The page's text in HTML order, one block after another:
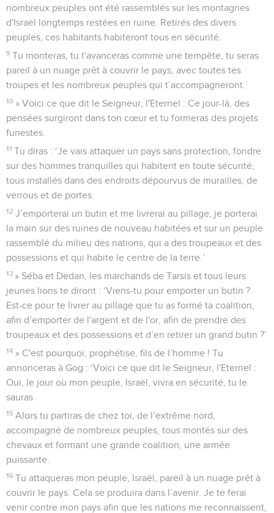
nombreux peuples ont été rassemblés sur les montagnes
d'Israël longtemps restées en ruine. Retirés des divers
peuples, ces habitants habiteront tous en sécurité.
9 Tu monteras, tu t'avanceras comme une tempête, tu seras
pareil à un nuage prêt à couvrir le pays, avec toutes tes
troupes et les nombreux peuples qui t’accompagneront.’
10 » Voici ce que dit le Seigneur, l'Eternel : Ce jour-là, des
pensées surgiront dans ton cœur et tu formeras des projets
funestes.
11 Tu diras : ‘Je vais attaquer un pays sans protection, fondre
sur des hommes tranquilles qui habitent en toute sécurité,
tous installés dans des endroits dépourvus de murailles, de
verrous et de portes.
12 J’emporterai un butin et me livrerai au pillage, je porterai
la main sur des ruines de nouveau habitées et sur un peuple
rassemblé du milieu des nations, qui a des troupeaux et des
possessions et qui habite le centre de la terre.’
13 » Séba et Dedan, les marchands de Tarsis et tous leurs
jeunes lions te diront : ‘Viens-tu pour emporter un butin ?
Est-ce pour te livrer au pillage que tu as formé ta coalition,
afin d’emporter de l'argent et de l'or, afin de prendre des
troupeaux et des possessions et d’en retirer un grand butin ?’
14 » C'est pourquoi, prophétise, fils de l’homme ! Tu
annonceras à Gog : ‘Voici ce que dit le Seigneur, l'Eternel :
Oui, le jour où mon peuple, Israël, vivra en sécurité, tu le
sauras.
15 Alors tu partiras de chez toi, de l’extrême nord,
accompagné de nombreux peuples, tous montés sur des
chevaux et formant une grande coalition, une armée
puissante.
16 Tu attaqueras mon peuple, Israël, pareil à un nuage prêt à
couvrir le pays. Cela se produira dans l’avenir. Je te ferai
venir contre mon pays afin que les nations me reconnaissent,